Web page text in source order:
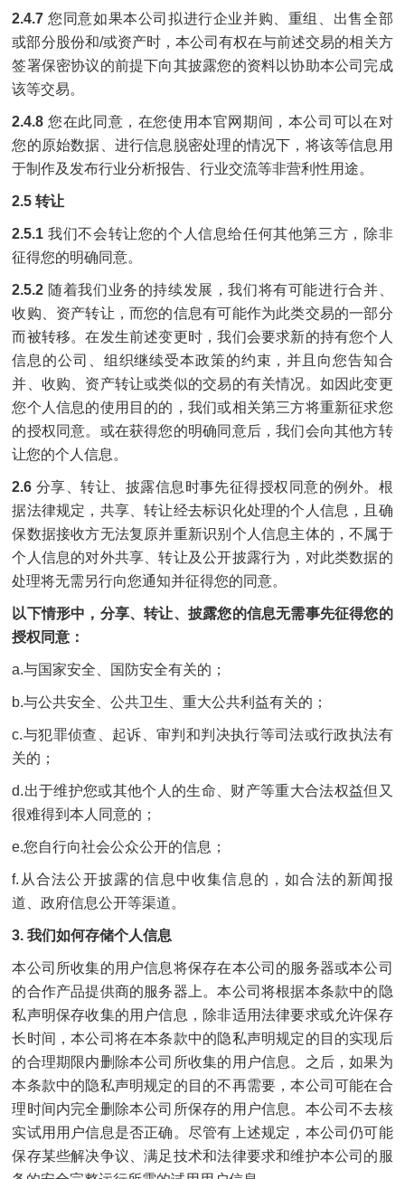
2.4.7您同意如果本公司拟进行企业并购、重组、出售全部
或部分股份和/或资产时，本公司有权在与前述交易的相关方
签署保密协议的前提下向其披露您的资料以协助本公司完成
该等交易。
2.4.8 您在此同意，在您使用本官网期间，本公司可以在对
您的原始数据、进行信息脱密处理的情况下，将该等信息用
于制作及发布行业分析报告、行业交流等非营利性用途。
2.5 转让
2.5.1我们不会转让您的个人信息给任何其他第三方，除非
征得您的明确同意。
2.5.2 随着我们业务的持续发展，我们将有可能进行合并、
收购、资产转让，而您的信息有可能作为此类交易的一部分
而被转移。在发生前述变更时，我们会要求新的持有您个人
信息的公司、组织继续受本政策的约束，并且向您告知合
并、收购、资产转让或类似的交易的有关情况。如因此变更
您个人信息的使用目的的，我们或相关第三方将重新征求您
的授权同意。或在获得您的明确同意后，我们会向其他方转
让您的个人信息。
2.6 分享、转让、披露信息时事先征得授权同意的例外。根
据法律规定，共享、转让经去标识化处理的个人信息，且确
保数据接收方无法复原并重新识别个人信息主体的，不属于
个人信息的对外共享、转让及公开披露行为，对此类数据的
处理将无需另行向您通知并征得您的同意。
以下情形中，分享、转让、披露您的信息无需事先征得您的
授权同意：
a.与国家安全、国防安全有关的；
b.与公共安全、公共卫生、重大公共利益有关的；
c.与犯罪侦查、起诉、审判和判决执行等司法或行政执法有
关的；
d.出于维护您或其他个人的生命、财产等重大合法权益但又
很难得到本人同意的；
e.您自行向社会公众公开的信息；
f.从合法公开披露的信息中收集信息的，如合法的新闻报
道、政府信息公开等渠道。
3. 我们如何存储个人信息
本公司所收集的用户信息将保存在本公司的服务器或本公司
的合作产品提供商的服务器上。本公司将根据本条款中的隐
私声明保存收集的用户信息，除非适用法律要求或允许保存
长时间，本公司将在本条款中的隐私声明规定的目的实现后
的合理期限内删除本公司所收集的用户信息。之后，如果为
本条款中的隐私声明规定的目的不再需要，本公司可能在合
理时间内完全删除本公司所保存的用户信息。本公司不去核
实试用用户信息是否正确。尽管有上述规定，本公司仍可能
保存某些解决争议、满足技术和法律要求和维护本公司的服